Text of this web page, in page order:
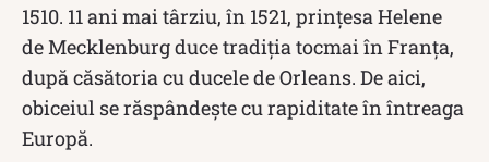
1510. 11 ani mai târziu, în 1521, prințesa Helene
de Mecklenburg duce tradiția tocmai în Franța,
după căsătoria cu ducele de Orleans. De aici,
obiceiul se răspândește cu rapiditate în întreaga
Europă.